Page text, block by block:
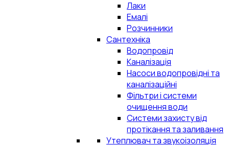
Лаки
Емалі
Розчинники
Сантехніка
Водопровід
Каналізація
Насоси водопровідні та
каналізаційні
Фільтри і системи
очищення води
Системи захисту від
протікання та заливання
Утеплювач та звукоізоляція